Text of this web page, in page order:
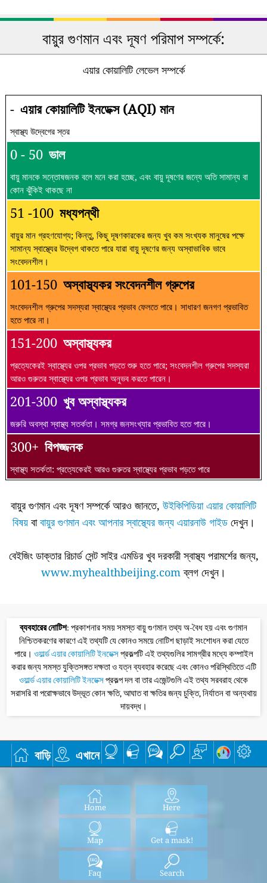
বায়ুর গুণমান এবং দূষণ পরিমাপ সম্পর্কে:
এয়ার কোয়ালিটি লেভেল সম্পর্কে
- এয়ার কোয়ালিটি ইনডেক্স (AQI) মান
স্বাস্থ্য উদ্বেগের স্তর
0 - 50 ভাল
বায়ু মানকে সন্তোষজনক বলে মনে করা হচ্ছে, এবং বায়ু দূষণের জন্যে অতি সামান্য বা
কোন ঝুঁকিই থাকছে না
51 -100 মধ্যপন্থী
বায়ুর মান গ্রহণযোগ্য; কিন্তু, কিছু দূষণকারকের জন্য খুব কম সংখ্যক মানুষের পক্ষে
সামান্য স্বাস্থ্যের উদ্বেগ থাকতে পারে যারা বায়ু দূষণের জন্য অস্বাভাবিক ভাবে
সংবেদনশীল।
101-150 অস্বাস্থ্যকর সংবেদনশীল গ্রুপের
সংবেদনশীল গ্রুপের সদস্যরা স্বাস্থ্যের প্রভাব ফেলতে পারে। সাধারণ জনগণ প্রভাবিত
হতে পারে না।
151-200 অস্বাস্থ্যকর
প্রত্যেকেরই স্বাস্থ্যের ওপর প্রভাব পড়তে শুরু হতে পারে; সংবেদনশীল গ্রুপের সদস্যরা
আরও গুরুতর স্বাস্থ্যের ওপর প্রভাব অনুভব করতে পারেন।
201-300 খুব অস্বাস্থ্যকর
জরুরি অবস্থা স্বাস্থ্য সতর্কতা। সমগ্র জনসংখ্যার প্রভাবিত হতে পারে।
300+ বিপজ্জনক
স্বাস্থ্য সতর্কতা: প্রত্যেকেরই আরও গুরুতর স্বাস্থ্যের প্রভাব পড়তে পারে
বায়ুর গুণমান এবং দূষণ সম্পর্কে আরও জানতে, উইকিপিডিয়া এয়ার কোয়ালিটি
বিষয়বাবায়ুর গুণমান এবং আপনার স্বাস্থ্যের জন্য এয়ারনাউ গাইডদেখুন।
বেইজিং ডাক্তার রিচার্ড সেন্ট সাইর এমডির খুব দরকারী স্বাস্থ্য পরামর্শের জন্য,
www.myhealthbeijing.comব্লগ দেখুন।
ব্যবহারের নোটিশ: প্রকাশনার সময় সমস্ত বায়ু গুণমান তথ্য অ-বৈধ হয় এবং গুণমান
নিশ্চিতকরণের কারণে এই তথ্যটি যে কোনও সময়ে নোটিশ ছাড়াই সংশোধন করা যেতে
পারে। ওয়ার্ল্ড এয়ার কোয়ালিটি ইনডেক্সপ্রকল্পটি এই তথ্যগুলির সামগ্রীর মধ্যে কম্পাইল
করার জন্য সমস্ত যুক্তিসঙ্গত দক্ষতা ও যত্ন ব্যবহার করেছে এবং কোনও পরিস্থিতিতে এটি
ওয়ার্ল্ড এয়ার কোয়ালিটি ইনডেক্সপ্রকল্প দল বা তার এজেন্টগুলি এই তথ্য সরবরাহ থেকে
সরাসরি বা পরোক্ষভাবে উদ্ভূত কোন ক্ষতি, আঘাত বা ক্ষতির জন্য চুক্তি, নির্যাতন বা অন্যথায়
দায়বদ্ধ।
বাড়ি এখানে
Home Here
Map Get a mask!
Faq Search